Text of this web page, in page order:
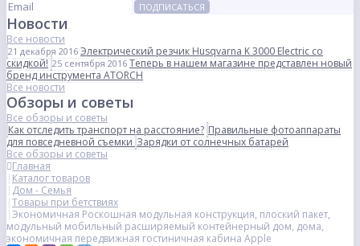
ПОДПИСАТЬСЯ
Новости
Все новости
21 декабря 2016 Электрический резчик Husqvarna K 3000 Electric со
скидкой! 25 сентября 2016 Теперь в нашем магазине представлен новый
бренд инструмента ATORCH
Все новости
Обзоры и советы
Все обзоры и советы
Как отследить транспорт на расстояние? Правильные фотоаппараты
для повседневной съемкиЗарядки от солнечных батарей
Все обзоры и советы
Главная
Каталог товаров
Дом - Семья
Товары при бетствиях
Экономичная Роскошная модульная конструкция, плоский пакет,
модульный мобильный расширяемый контейнерный дом, дома,
экономичная передвижная гостиничная кабина Apple